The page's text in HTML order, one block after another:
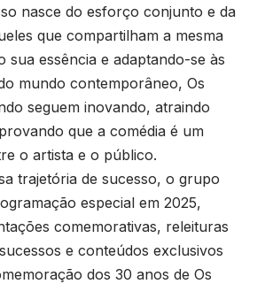
nasce do esforço conjunto e da
que compartilham a mesma
sua essência e adaptando-se às
mundo contemporâneo, Os
seguem inovando, atraindo
que a comédia é um
o artista e o público.
trajetória de sucesso, o grupo
especial em 2025,
comemorativas, releituras
e conteúdos exclusivos
dos 30 anos de Os